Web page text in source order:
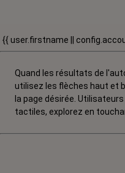
{{ user.firstname ||
Quand les résultats de
utilisez les flèches haut et
la page désirée.
tactiles, explorez en